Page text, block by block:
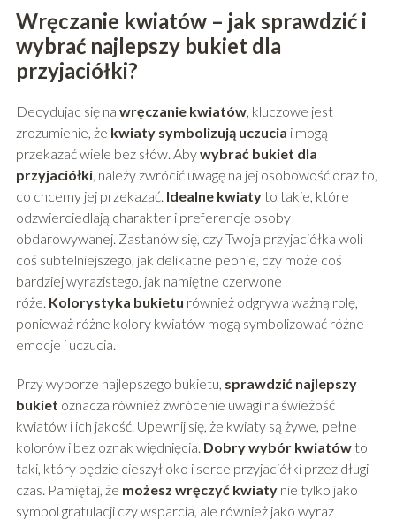
Wręczanie kwiatów – jak sprawdzić i
wybrać najlepszy bukiet dla
przyjaciółki?
Decydując się na wręczanie kwiatów, kluczowe jest
zrozumienie, że kwiaty symbolizują uczucia i mogą
przekazać wiele bez słów. Abywybrać bukiet dla
przyjaciółki, należy zwrócić uwagę na jej osobowość oraz to,
co chcemy jej przekazać. Idealne kwiatyto takie, które
odzwierciedlają charakter i preferencje osoby
obdarowywanej. Zastanów się, czy Twoja przyjaciółka woli
coś subtelniejszego, jak delikatne peonie, czy może coś
bardziej wyrazistego, jak namiętne czerwone
róże. Kolorystyka bukietu również odgrywa ważną rolę,
ponieważ różne kolory kwiatów mogą symbolizować różne
emocje i uczucia.
Przy wyborze najlepszego bukietu, sprawdzić najlepszy
bukiet oznacza również zwrócenie uwagi na świeżość
kwiatów i ich jakość. Upewnij się, że kwiaty są żywe, pełne
kolorów i bez oznak więdnięcia. Dobry wybór kwiatówto
taki, który będzie cieszył oko i serce przyjaciółki przez długi
czas. Pamiętaj, że możesz wręczyć kwiatynie tylko jako
symbol gratulacji czy wsparcia, ale również jako wyraz